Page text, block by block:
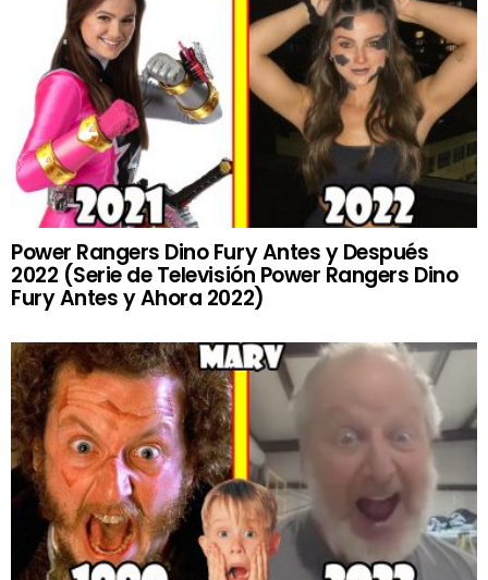
Power Rangers Dino Fury Antes y Después
2022 (Serie de Televisión Power Rangers Dino
Fury Antes y Ahora 2022)